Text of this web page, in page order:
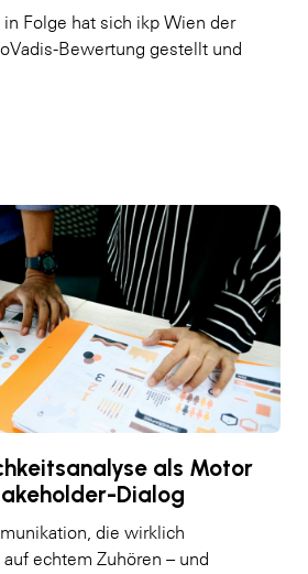
Folge hat sich ikp Wien der
Bewertung gestellt und
als Motor
Dialog
die wirklich
echtem Zuhören – und